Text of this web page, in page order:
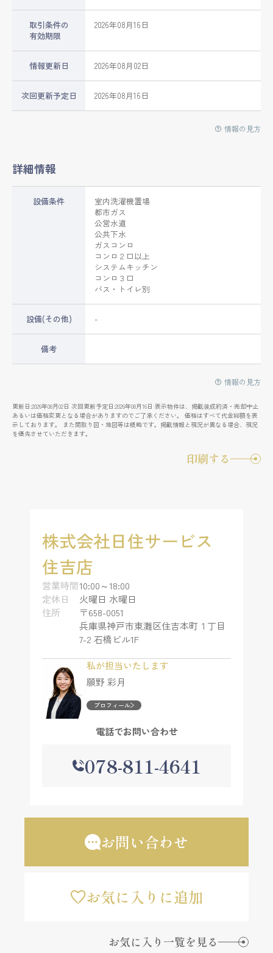
取引条件の
有効期限
2026年08月16日
情報更新日 2026年08月02日
次回更新予定日 2026年08月16日
情報の見方
詳細情報
設備条件
室内洗濯機置場
都市ガス
公営水道
公共下水
ガスコンロ
コンロ２口以上
システムキッチン
コンロ３口
バス・トイレ別
設備(その他) -
備考
情報の見方
更新日:2026年08月02日 次回更新予定日:2026年08月16日 表示物件は、掲載後成約済・売却中止
あるいは価格変更となる場合がありますのでご了承ください。 価格はすべて代金総額を表
示しております。 また間取り図・地図等は概略です。掲載情報と現況が異なる場合、現況
を優先させていただきます。
印刷する
株式会社日住サービス
住吉店
営業時間10:00～18:00
定休日
火曜日 水曜日
住所
〒658-0051
兵庫県神戸市東灘区住吉本町１丁目
7-2 石橋ビル1F
私が担当いたします
願野 彩月
プロフィール
電話でお問い合わせ
078-811-4641
お問い合わせ
お気に入りに追加
お気に入り一覧を見る